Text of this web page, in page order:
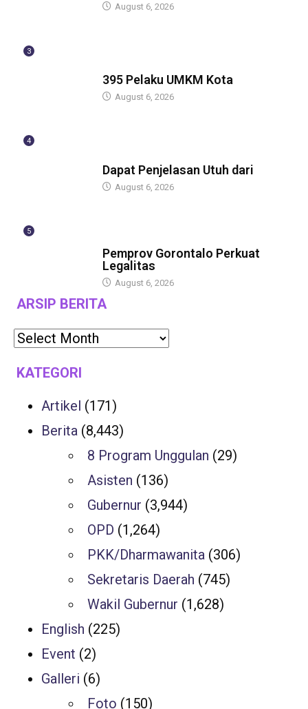
August 6, 2026
3
395 Pelaku UMKM Kota
August 6, 2026
4
Dapat Penjelasan Utuh dari
August 6, 2026
5
Pemprov Gorontalo Perkuat
Legalitas
August 6, 2026
ARSIP BERITA
KATEGORI
Artikel (171)
Berita (8,443)
8 Program Unggulan (29)
Asisten (136)
Gubernur (3,944)
OPD (1,264)
PKK/Dharmawanita (306)
Sekretaris Daerah (745)
Wakil Gubernur (1,628)
English (225)
Event (2)
Galleri (6)
Foto (150)